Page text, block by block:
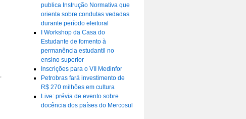
,
publica Instrução Normativa que
orienta sobre condutas vedadas
durante período eleitoral
I Workshop da Casa do
Estudante de fomento à
permanência estudantil no
ensino superior
Inscrições para o VII Medinfor
Petrobras fará investimento de
R$ 270 milhões em cultura
Live: prévia de evento sobre
docência dos países do Mercosul